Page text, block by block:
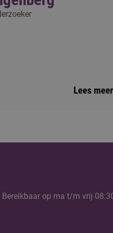
Lees meer
op ma t/m vrij